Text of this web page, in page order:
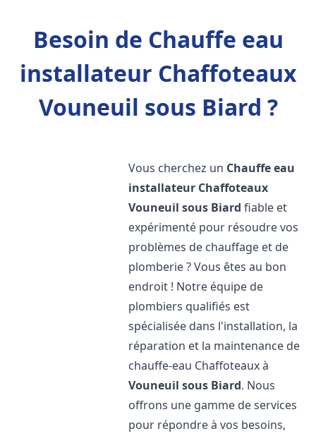
Besoin de Chauffe eau
installateur Chaffoteaux
Vouneuil sous Biard ?
Vous cherchez un Chauffe eau
installateur Chaffoteaux
Vouneuil sous Biard fiable et
expérimenté pour résoudre vos
problèmes de chauffage et de
plomberie ? Vous êtes au bon
endroit ! Notre équipe de
plombiers qualifiés est
spécialisée dans l'installation, la
réparation et la maintenance de
chauffe-eau Chaffoteaux à
Vouneuil sous Biard. Nous
offrons une gamme de services
pour répondre à vos besoins,